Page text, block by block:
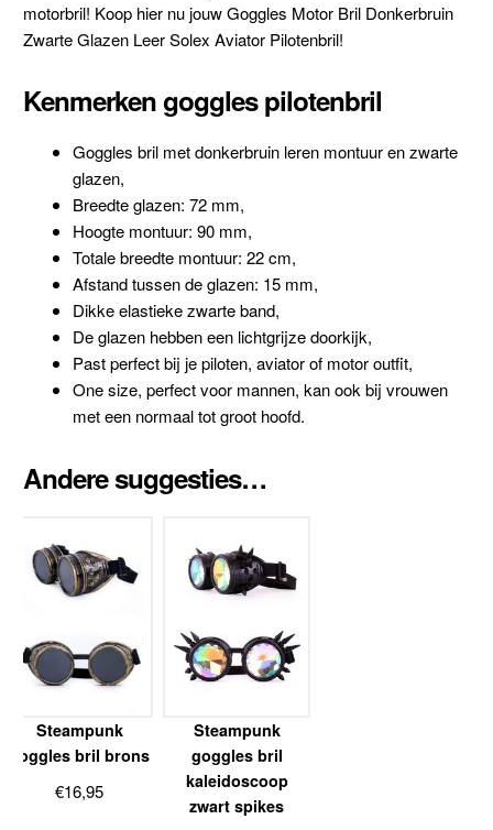
motorbril! Koop hier nu jouw Goggles Motor Bril Donkerbruin
Zwarte Glazen Leer Solex Aviator Pilotenbril!
Kenmerken goggles pilotenbril
Goggles bril met donkerbruin leren montuur en zwarte
glazen,
Breedte glazen: 72 mm,
Hoogte montuur: 90 mm,
Totale breedte montuur: 22 cm,
Afstand tussen de glazen: 15 mm,
Dikke elastieke zwarte band,
De glazen hebben een lichtgrijze doorkijk,
Past perfect bij je piloten, aviator of motor outfit,
One size, perfect voor mannen, kan ook bij vrouwen
met een normaal tot groot hoofd.
Andere suggesties…
Steampunk
goggles bril brons
€16,95
Steampunk
goggles bril
kaleidoscoop
zwart spikes